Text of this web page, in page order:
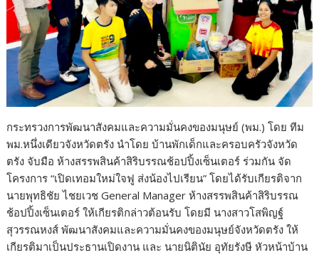
กระทรวงการพัฒนาสังคมและความมั่นคงของมนุษย์ (พม.) โดย ทีม
พม.หนึ่งเดียวจังหวัดตรัง นำโดย บ้านพักเด็กและครอบครัวจังหวัด
ตรัง จับมือ ห้างสรรพสินค้าสิริบรรณช้อปปิ้งเซ็นเตอร์ ร่วมกัน จัด
โครงการ “เปิดเทอมใหม่ใจฟู ส่งน้องไปเรียน” โดยได้รับเกียรติจาก
นายพุทธิชัย ไชยเวช General Manager ห้างสรรพสินค้าสิริบรรณ
ช้อปปิ้งเซ็นเตอร์ ให้เกียรติกล่าวต้อนรับ โดยมี นางสาวโสพิญฐ์
สุวรรณหงส์ พัฒนาสังคมและความมั่นคงของมนุษย์จังหวัดตรัง ให้
เกียรติมาเป็นประธานเปิดงาน และ นายนิตินัย อุทัยรังษี หัวหน้าบ้าน